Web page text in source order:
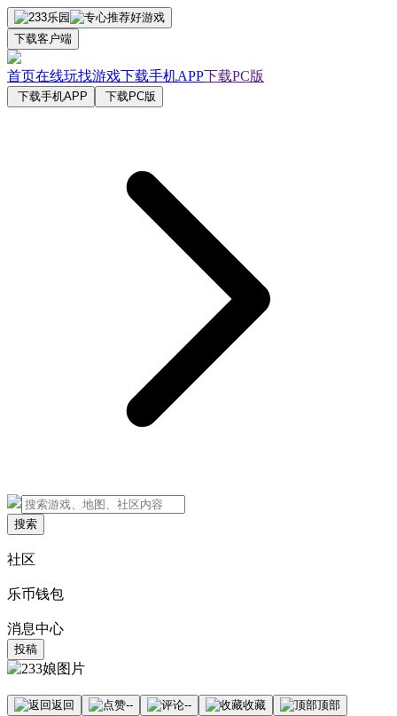
下载客户端
首页在线玩找游戏下载手机APP下载PC版
下载手机APP 下载PC版
搜索
社区
乐币钱包
消息中心
投稿
返回 -- -- 收藏 顶部